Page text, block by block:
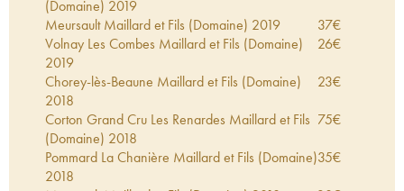
(Domaine) 2019
Meursault Maillard et Fils (Domaine) 2019 37€
Volnay Les Combes Maillard et Fils (Domaine)
2019
26€
Chorey-lès-Beaune Maillard et Fils (Domaine)
2018
23€
Corton Grand Cru Les Renardes Maillard et Fils
(Domaine) 2018
75€
Pommard La Chanière Maillard et Fils (Domaine)
2018
35€